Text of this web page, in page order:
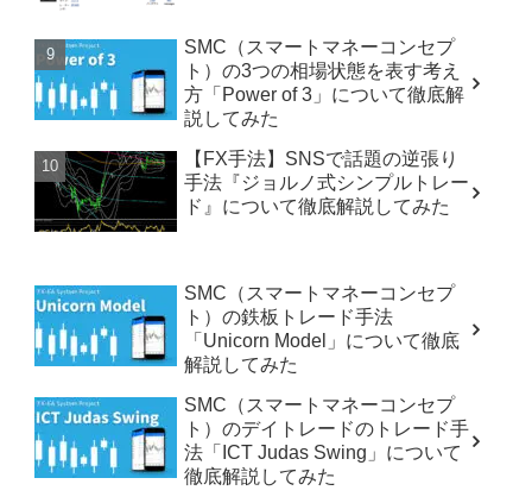
SMC（スマートマネーコンセプ
ト）の3つの相場状態を表す考え
方「Power of 3」について徹底解
説してみた
【FX手法】SNSで話題の逆張り
手法『ジョルノ式シンプルトレー
ド』について徹底解説してみた
SMC（スマートマネーコンセプ
ト）の鉄板トレード手法
「Unicorn Model」について徹底
解説してみた
SMC（スマートマネーコンセプ
ト）のデイトレードのトレード手
法「ICT Judas Swing」について
徹底解説してみた